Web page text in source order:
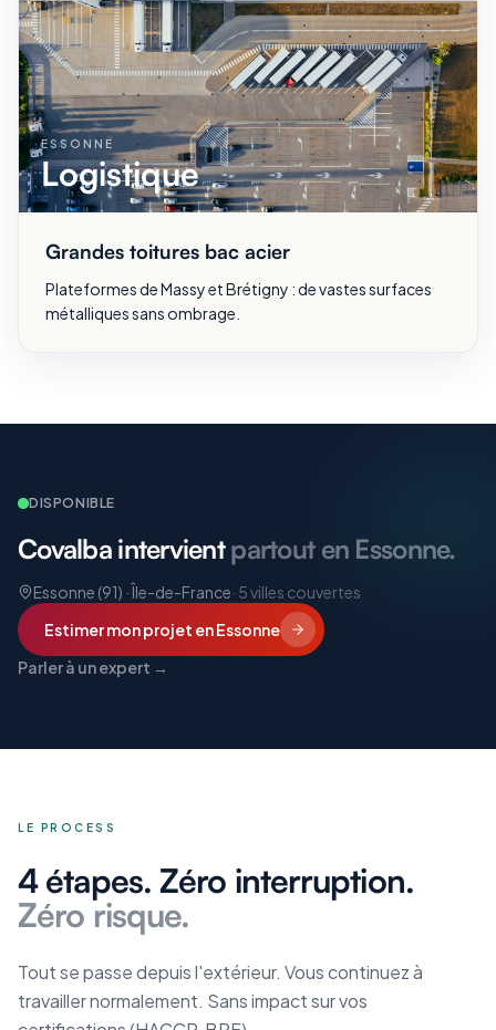
ESSONNE
Logistique
Grandes toitures bac acier
Plateformes de Massy et Brétigny : de vastes surfaces
métalliques sans ombrage.
DISPONIBLE
Covalba intervientpartout en Essonne.
Essonne (91) · Île-de-France· 5villes couvertes
Estimer mon projet en Essonne
Parler à un expert →
LE PROCESS
4 étapes. Zéro interruption.
Zéro risque.
Tout se passe depuis l'extérieur. Vous continuez à
travailler normalement. Sans impact sur vos